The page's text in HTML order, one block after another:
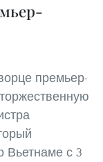
премьер-
Вьетнаме с 3